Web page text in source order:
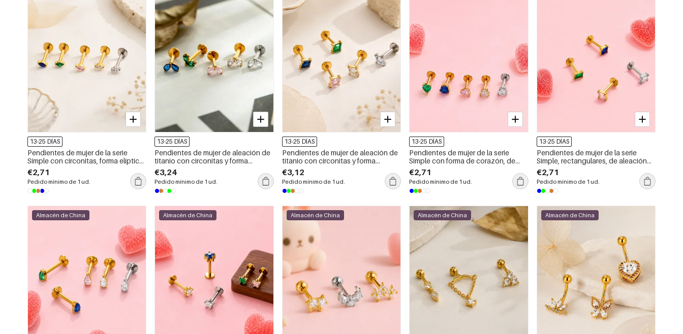
13-25 DÍAS
Pendientes de mujer de la serie
Simple con circonitas, forma elíptica,
aleación de titanio color oro.
€2,71
Pedido mínimo de 1 ud.
13-25 DÍAS
Pendientes de mujer de aleación de
titanio con circonitas y forma
geométrica de la serie Simple, color
oro.
€3,24
Pedido mínimo de 1 ud.
13-25 DÍAS
Pendientes de mujer de aleación de
titanio con circonitas y forma
geométrica de la serie Simple, color
oro.
€3,12
Pedido mínimo de 1 ud.
13-25 DÍAS
Pendientes de mujer de la serie
Simple con forma de corazón, de
aleación de titanio y circonita color
oro.
€2,71
Pedido mínimo de 1 ud.
13-25 DÍAS
Pendientes de mujer de la serie
Simple, rectangulares, de aleación
de titanio, color oro y con circonitas.
€2,71
Pedido mínimo de 1 ud.
Almacén de China Almacén de China Almacén de China Almacén de China Almacén de China